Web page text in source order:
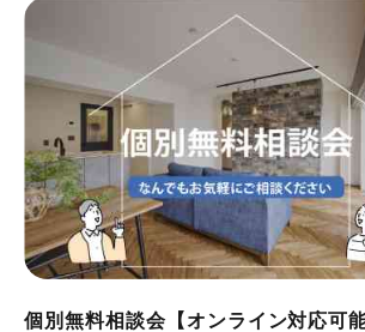
個別無料相談会【オンライン対応可能